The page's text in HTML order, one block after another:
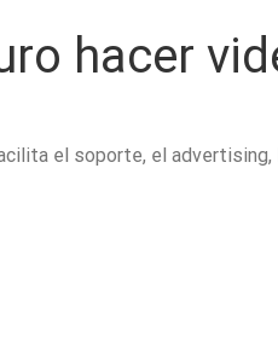
hacer
el soporte, el